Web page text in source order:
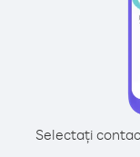
Selectați